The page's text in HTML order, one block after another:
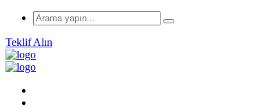
Teklif Alın